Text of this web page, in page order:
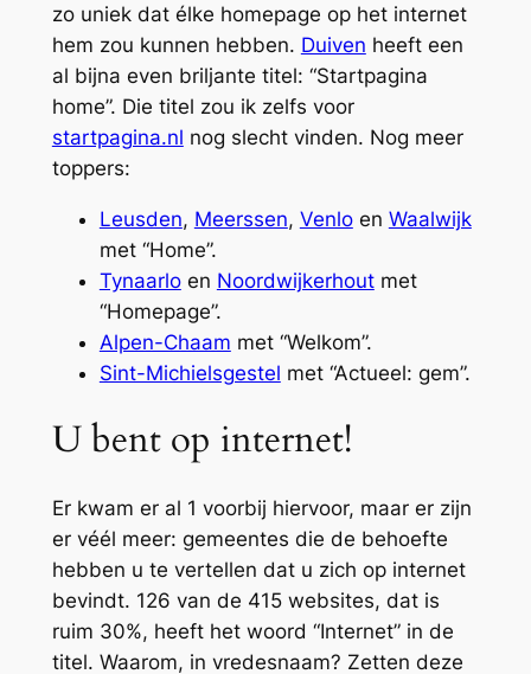
zo uniek dat élke homepage op het internet
hem zou kunnen hebben. Duiven heeft een
al bijna even briljante titel: “Startpagina
home”. Die titel zou ik zelfs voor
startpagina.nl nog slecht vinden. Nog meer
toppers:
Leusden, Meerssen, Venloen Waalwijk
met “Home”.
Tynaarloen Noordwijkerhoutmet
“Homepage”.
Alpen-Chaam met “Welkom”.
Sint-Michielsgestel met “Actueel: gem”.
U bent op internet!
Er kwam er al 1 voorbij hiervoor, maar er zijn
er véél meer: gemeentes die de behoefte
hebben u te vertellen dat u zich op internet
bevindt. 126 van de 415 websites, dat is
ruim 30%, heeft het woord “Internet” in de
titel. Waarom, in vredesnaam? Zetten deze